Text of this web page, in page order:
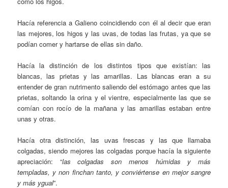
Hacía referencia a Galieno coincidiendo con él al decir que eran
las mejores, los higos y las uvas, de todas las frutas, ya que se
podían comer y hartarse de ellas sin daño.
Hacía la distinción de los distintos tipos que existían: las
blancas, las prietas y las amarillas. Las blancas eran a su
entender de gran nutrimento saliendo del estómago antes que las
prietas, soltando la orina y el vientre, especialmente las que se
comían con rocío de la mañana y las amarillas estaban entre
unas y otras.
Hacía otra distinción, las uvas frescas y las que llamaba
colgadas, siendo mejores las colgadas porque hacía la siguiente
apreciación: “las colgadas son menos húmidas y más
templadas, y non finchan tanto, y conviértense en mejor sangre
y más ygual”.